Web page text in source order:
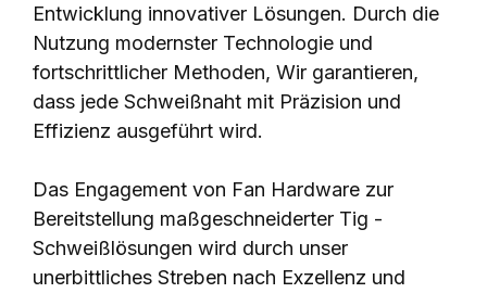
Entwicklung innovativer Lösungen. Durch die
Nutzung modernster Technologie und
fortschrittlicher Methoden, Wir garantieren,
dass jede Schweißnaht mit Präzision und
Effizienz ausgeführt wird.
Das Engagement von Fan Hardware zur
Bereitstellung maßgeschneiderter Tig -
Schweißlösungen wird durch unser
unerbittliches Streben nach Exzellenz und